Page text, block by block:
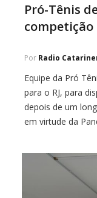
Pró-Tênis
competição
Por Radio
Equipe da Pró
para o RJ, para
depois de um
em virtude da